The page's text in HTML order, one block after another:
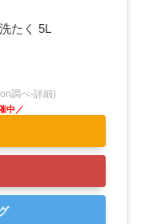
たく 5L
調べ-詳細)